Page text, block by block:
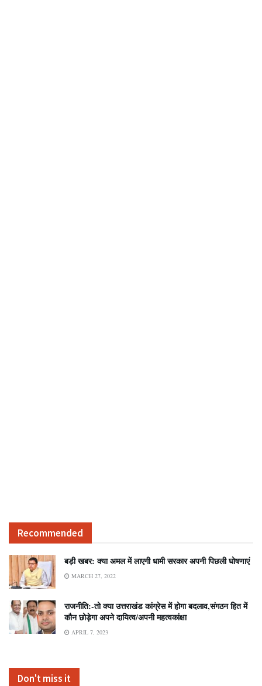
Recommended
बड़ी खबर: क्या अमल में लाएगी धामी सरकार अपनी पिछली घोषणाएं
MARCH 27, 2022
राजनीति:-तो क्या उत्तराखंड कांग्रेस में होगा बदलाव,संगठन हित में
कौन छोड़ेगा अपने दायित्व/अपनी महत्वकांक्षा
APRIL 7, 2023
Don't miss it